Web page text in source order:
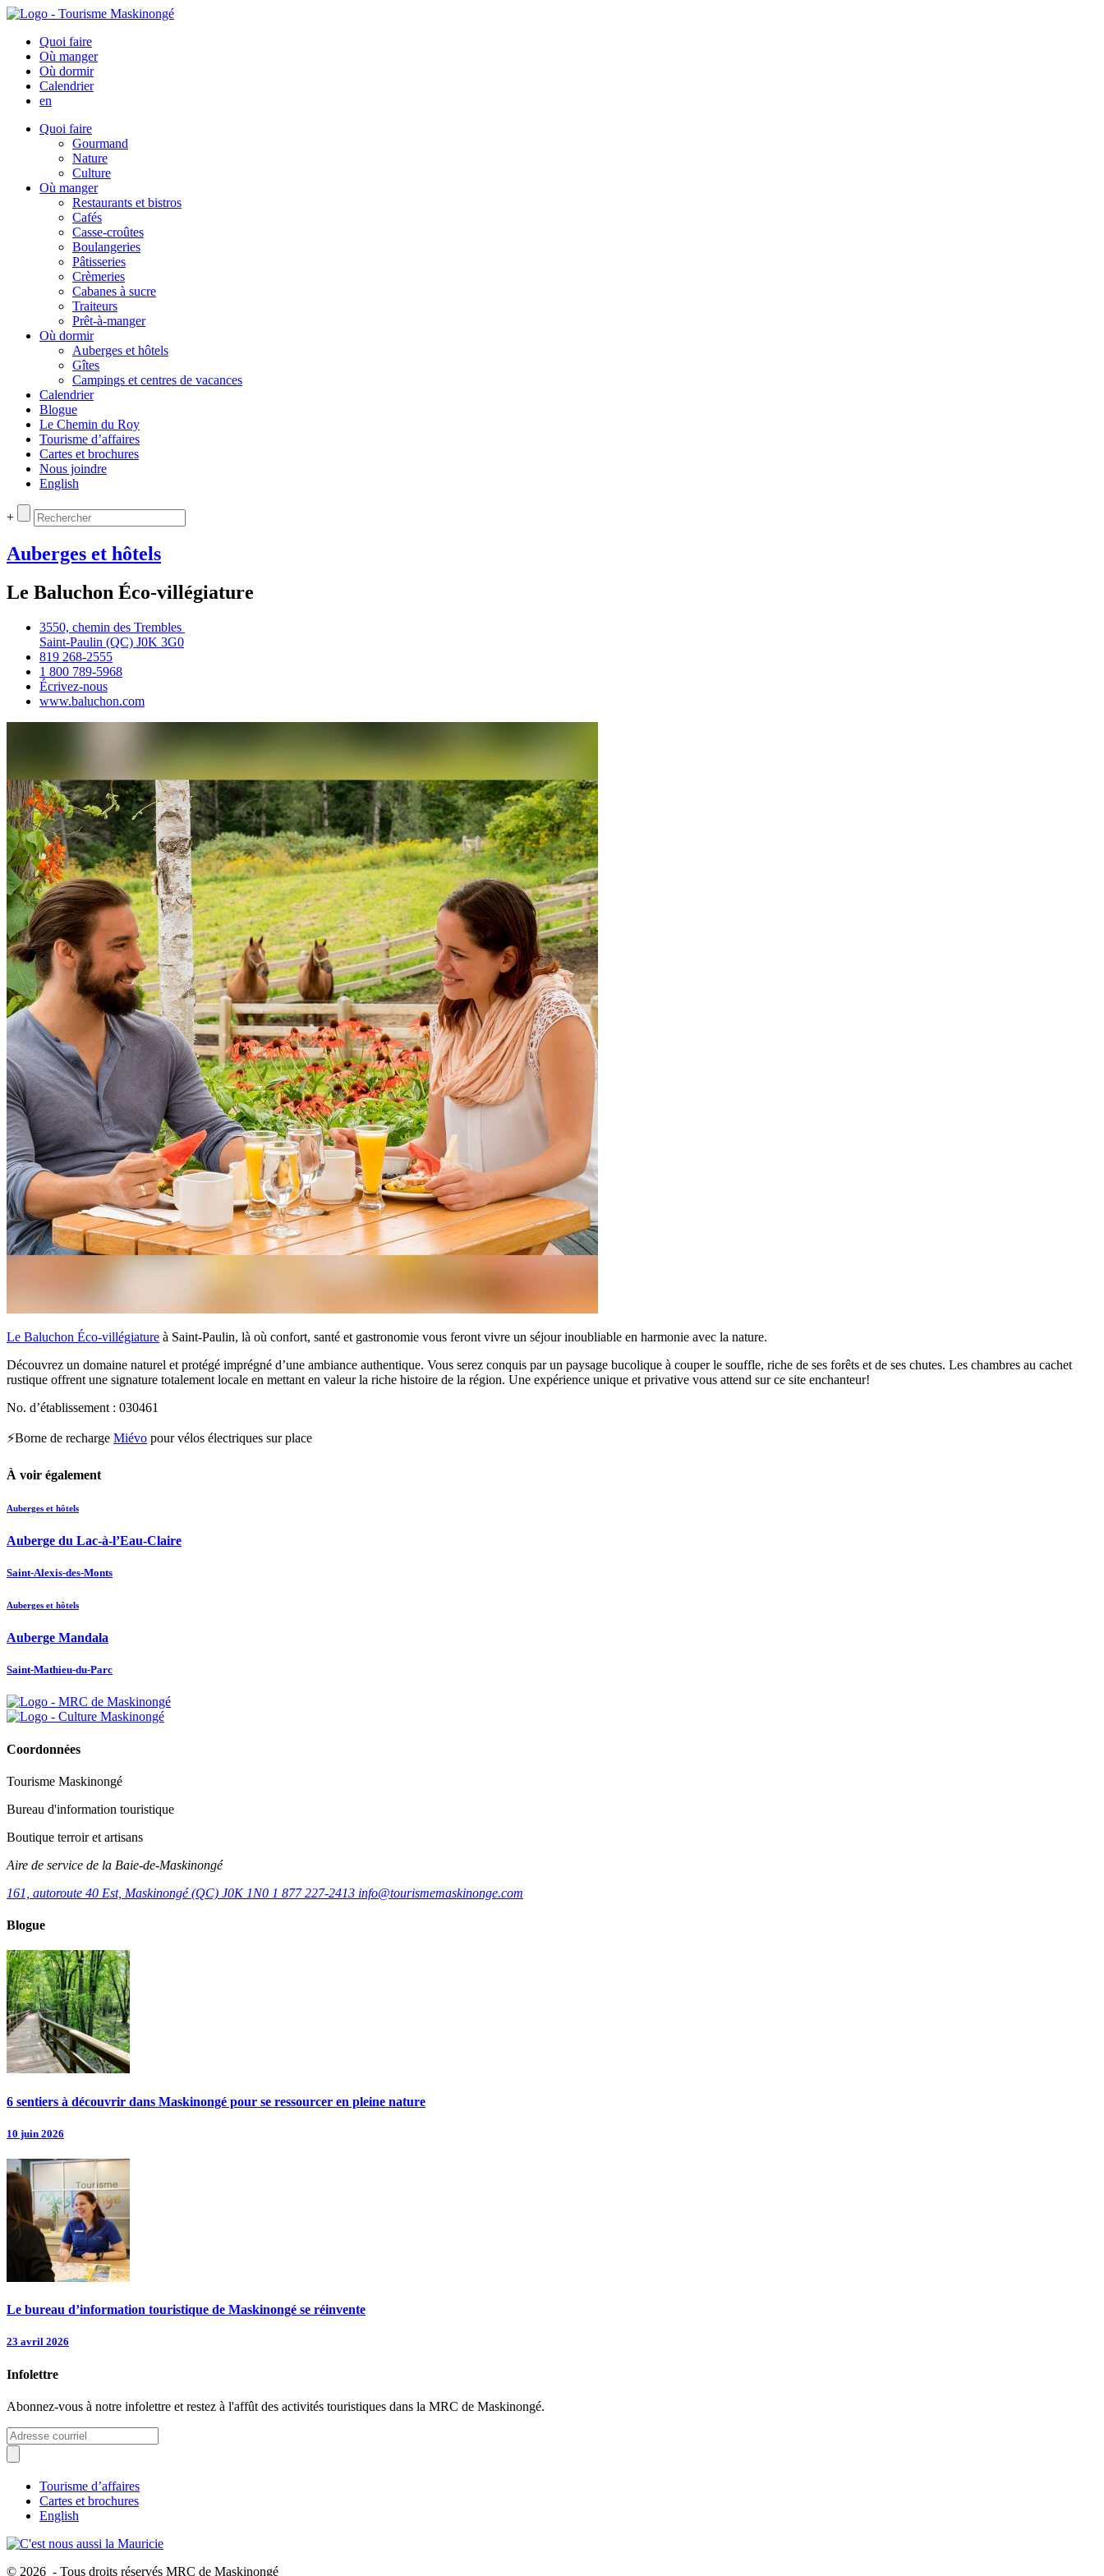
Quoi faire
Où manger
Où dormir
Calendrier
en
Quoi faire
Gourmand
Nature
Culture
Où manger
Restaurants et bistros
Cafés
Casse-croûtes
Boulangeries
Pâtisseries
Crèmeries
Cabanes à sucre
Traiteurs
Prêt-à-manger
Où dormir
Auberges et hôtels
Gîtes
Campings et centres de vacances
Calendrier
Blogue
Le Chemin du Roy
Tourisme d’affaires
Cartes et brochures
Nous joindre
English
+
Auberges et hôtels
Le Baluchon Éco-villégiature
3550, chemin des Trembles
Saint‑Paulin (QC) J0K 3G0
819 268‑2555
1 800 789‑5968
Écrivez‑nous
www.baluchon.com
Le Baluchon Éco-villégiature à Saint-Paulin, là où confort, santé et gastronomie vous feront vivre un séjour inoubliable en harmonie avec la nature.
Découvrez un domaine naturel et protégé imprégné d’une ambiance authentique. Vous serez conquis par un paysage bucolique à couper le souffle, riche de ses forêts et de ses chutes. Les chambres au cachet
rustique offrent une signature totalement locale en mettant en valeur la riche histoire de la région. Une expérience unique et privative vous attend sur ce site enchanteur!
No. d’établissement : 030461
⚡Borne de recharge Miévo pour vélos électriques sur place
À voir également
Auberges et hôtels
Auberge du Lac-à-l’Eau-Claire
Saint-Alexis-des-Monts
Auberges et hôtels
Auberge Mandala
Saint-Mathieu-du-Parc
Coordonnées
Tourisme Maskinongé
Bureau d'information touristique
Boutique terroir et artisans
Aire de service de la Baie-de-Maskinongé
161, autoroute 40 Est, Maskinongé (QC) J0K 1N0 1 877 227-2413 info@tourismemaskinonge.com
Blogue
6 sentiers à découvrir dans Maskinongé pour se ressourcer en pleine nature
10 juin 2026
Le bureau d’information touristique de Maskinongé se réinvente
23 avril 2026
Infolettre
Abonnez-vous à notre infolettre et restez à l'affût des activités touristiques dans la MRC de Maskinongé.
Tourisme d’affaires
Cartes et brochures
English
© 2026 - Tous droits réservés MRC de Maskinongé